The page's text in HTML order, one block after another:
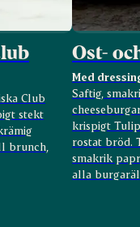
Club
stekt
brunch,
Ost-
Med
Saftig,
krispigt
rostat bröd.
smakrik
alla